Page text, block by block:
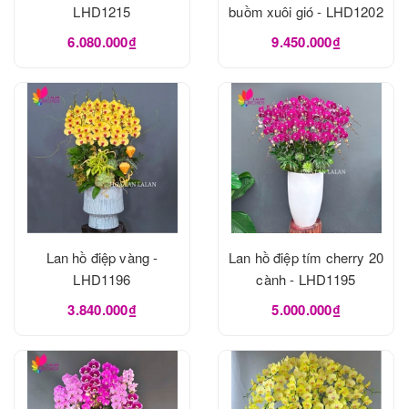
LHD1215
6.080.000₫
buồm xuôi gió - LHD1202
9.450.000₫
Lan hồ điệp vàng -
LHD1196
3.840.000₫
Lan hồ điệp tím cherry 20
cành - LHD1195
5.000.000₫